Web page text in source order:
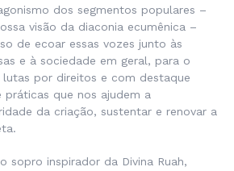
dos segmentos populares –
visão da diaconia ecumênica –
de ecoar essas vozes junto às
e à sociedade em geral, para o
lutas por direitos e com destaque
que nos ajudem a
da criação, sustentar e renovar a
sopro inspirador da Divina Ruah,